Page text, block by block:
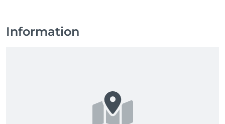
Information